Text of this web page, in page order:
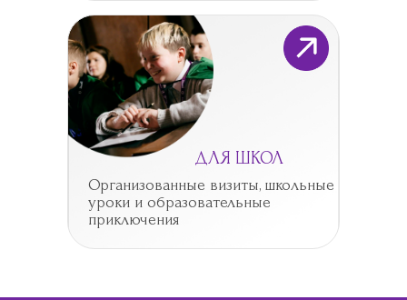
ДЛЯ ШКОЛ
Организованные визиты, школьные
уроки и образовательные
приключения